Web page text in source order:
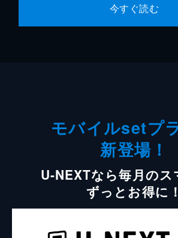
今すぐ読む
モバイルsetプ
新登場！
U-NEXTなら毎月のス
ずっとお得に！